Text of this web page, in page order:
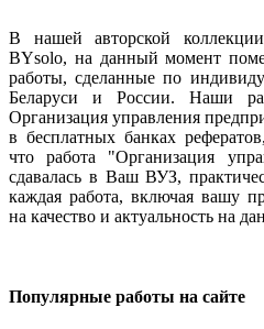
В нашей авторской
BYsolo, на данный момент
работы, сделанные по
Беларуси и России. Наши
Организация управления
в бесплатных банках
что работа "Организация
сдавалась в Ваш ВУЗ,
каждая работа, включая вашу
на качество и актуальность на
Популярные работы на сайте